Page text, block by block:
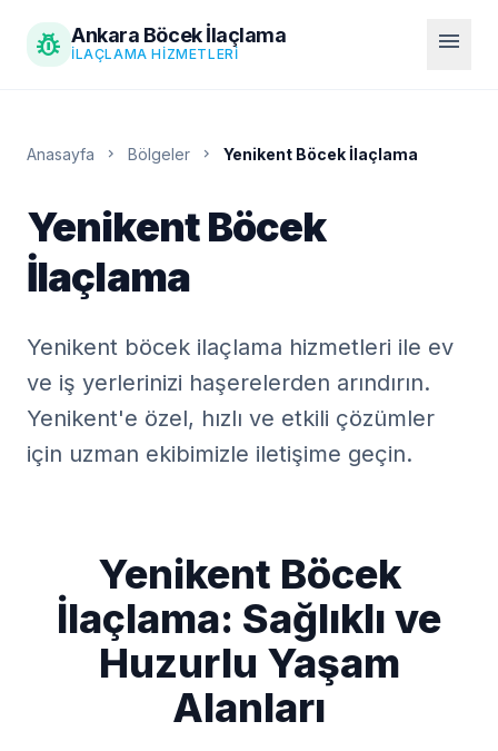
pest_control Ankara Böcek İlaçlama
İLAÇLAMA HIZMETLERI menu
Anasayfa chevron_right Bölgeler chevron_right Yenikent Böcek İlaçlama
Yenikent Böcek
İlaçlama
Yenikent böcek ilaçlama hizmetleri ile ev
ve iş yerlerinizi haşerelerden arındırın.
Yenikent'e özel, hızlı ve etkili çözümler
için uzman ekibimizle iletişime geçin.
Yenikent Böcek
İlaçlama: Sağlıklı ve
Huzurlu Yaşam
Alanları